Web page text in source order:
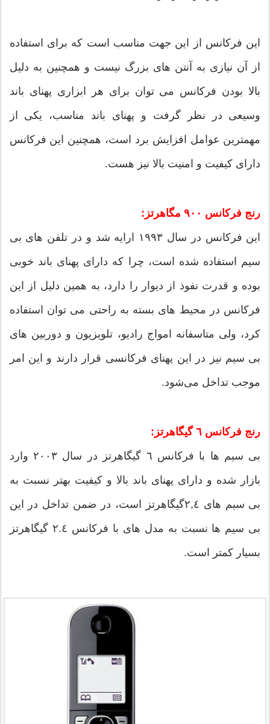
این فرکانس از این جهت مناسب است که برای استفاده
از آن نیازی به آنتن های بزرگ نیست و همچنین به دلیل
بالا بودن فرکانس می توان برای هر ابزاری پهنای باند
وسیعی در نظر گرفت و پهنای باند مناسب، یکی از
مهمترین عوامل افزایش برد است، همچنین این فرکانس
دارای کیفیت و امنیت بالا نیز هست.
رنج فرکانس ٩٠٠ مگاهرتز:
این فرکانس در ‌سال ١٩٩٣ ارایه شد و در تلفن های بی
سیم استفاده شده است، چرا که دارای پهنای باند خوبی
بوده و قدرت نفوذ از دیوار را دارد، به همین دلیل از این
فرکانس در محیط های بسته به راحتی می توان استفاده
کرد، ولی متاسفانه امواج رادیو، تلویزیون و دوربین های
بی سیم نیز در این پهنای فرکانسی قرار دارند و این امر
موجب تداخل می‌شود.
رنج فرکانس ٦ گیگاهرتز:
بی سیم ها با فرکانس ٦ گیگاهرتز در‌ سال ٢٠٠٣ وارد
بازار شده و دارای پهنای باند بالا و کیفیت بهتر نسبت به
بی سیم های ٢,٤گیگاهرتز است، در ضمن تداخل در این
بی سیم ها نسبت به مدل های با فرکانس ٢.٤ گیگاهرتز
بسیار کمتر است.